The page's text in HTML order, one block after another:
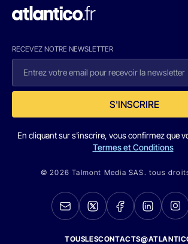
RECEVEZ NOTRE NEWSLETTER
S'INSCRIRE
En cliquant sur s'inscrire, vous confirmez que
Termes et Conditions
© 2026 Talmont Media SAS. tous